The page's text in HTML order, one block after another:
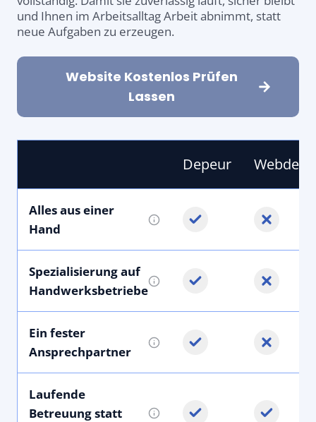
und Ihnen im Arbeitsalltag Arbeit abnimmt, statt
neue Aufgaben zu erzeugen.
Website Kostenlos Prüfen
Lassen
Depeur
Alles aus einer
Hand
Spezialisierung auf
Handwerksbetriebe
Ein fester
Ansprechpartner
Laufende
Betreuung statt